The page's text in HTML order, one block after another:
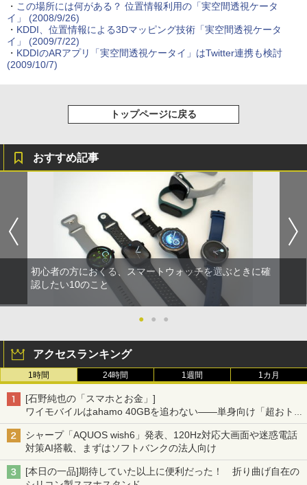
・ この場所には何がある？ 位置情報利用の「実空間透視ケータ
イ」
(2008/9/26)
・ KDDI、位置情報による3Dマッピング技術「実空間透視ケータ
イ」
(2009/7/22)
・ KDDIのARアプリ「実空間透視ケータイ」はTwitter連携も検討
(2009/10/7)
トップページに戻る
おすすめ記事
初心者の方におくる、スマートウォッチを選ぶときに確
認したい10のこと
● ● ●
アクセスランキング
1時間 24時間 1週間 1カ月
[石野純也の「スマホとお金」]
ワイモバイルはahamo 40GBを追わない――単身向け「超おトク
割」の安さと1年限定の注意点
シャープ「AQUOS wish6」発表、120Hz対応大画面や迷惑電話
対策AI搭載、まずはソフトバンクの法人向け
[本日の一品]期待していた以上に便利だった！ 折り曲げ自在の